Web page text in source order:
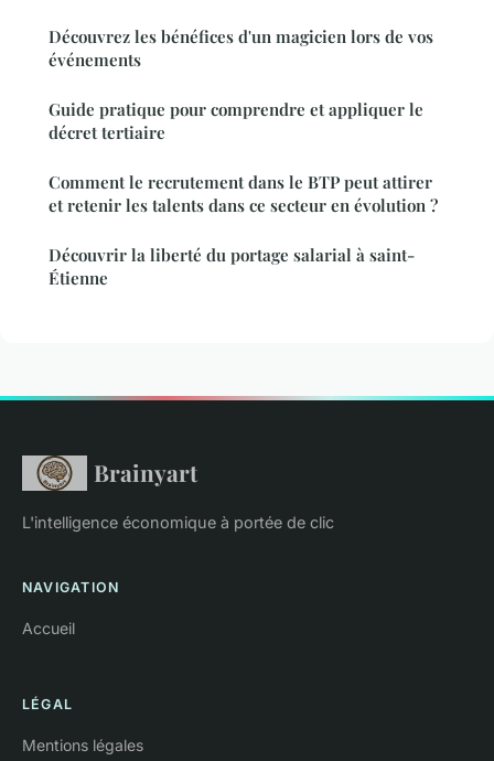
Découvrez les bénéfices d'un magicien lors de vos
événements
Guide pratique pour comprendre et appliquer le
décret tertiaire
Comment le recrutement dans le BTP peut attirer
et retenir les talents dans ce secteur en évolution ?
Découvrir la liberté du portage salarial à saint-
Étienne
Brainyart
L'intelligence économique à portée de clic
NAVIGATION
Accueil
LÉGAL
Mentions légales